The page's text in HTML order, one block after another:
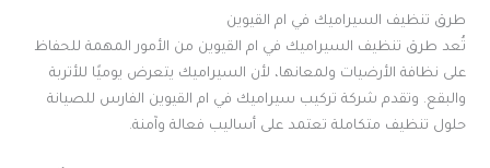
طرق تنظيف السيراميك في ام القيوين
تُعد طرق تنظيف السيراميك في ام القيوين من الأمور المهمة للحفاظ
على نظافة الأرضيات ولمعانها، لأن السيراميك يتعرض يوميًا للأتربة
والبقع. وتقدم شركة تركيب سيراميك في ام القيوين الفارس للصيانة
حلول تنظيف متكاملة تعتمد على أساليب فعالة وآمنة.